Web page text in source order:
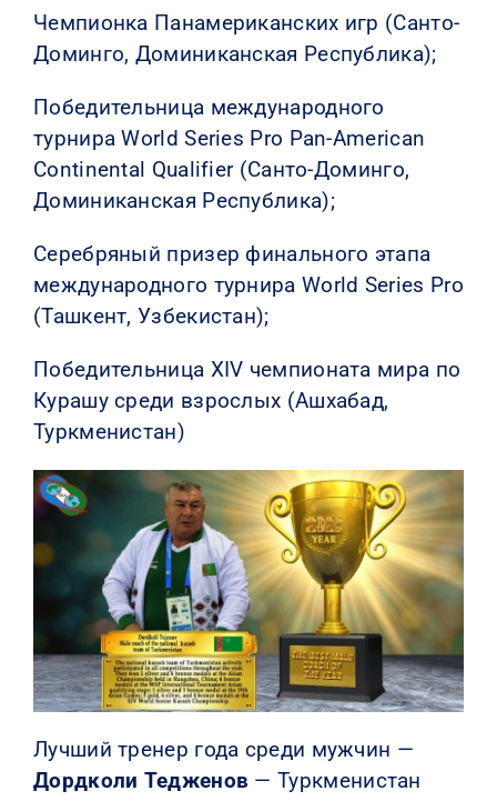
Чемпионка Панамериканских игр (Санто-
Доминго, Доминиканская Республика);
Победительница международного
турнира World Series Pro Pan-American
Continental Qualifier (Санто-Доминго,
Доминиканская Республика);
Серебряный призер финального этапа
международного турнира World Series Pro
(Ташкент, Узбекистан);
Победительница XIV чемпионата мира по
Курашу среди взрослых (Ашхабад,
Туркменистан)
Лучший тренер года среди мужчин —
Дордколи Тедженов — Туркменистан